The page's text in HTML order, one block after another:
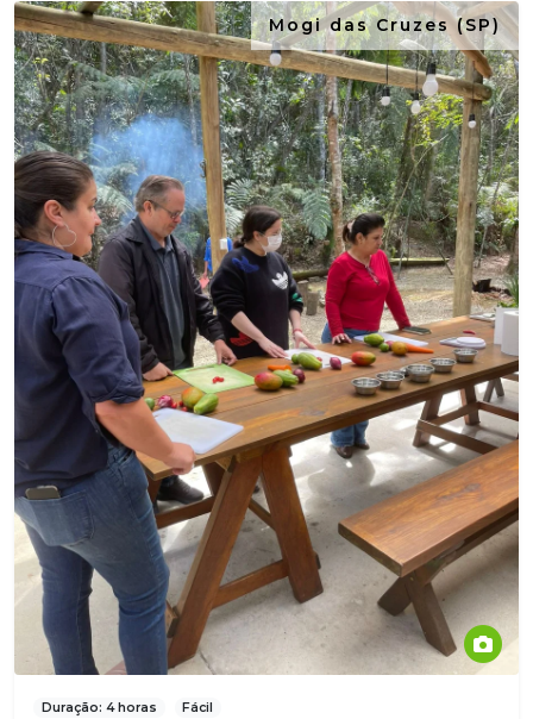
Mogi das Cruzes (SP)
Duração: 4 horas Fácil